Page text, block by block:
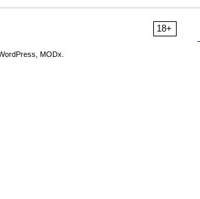
18+
MODx.